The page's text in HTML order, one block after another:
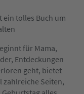
ein tolles Buch um
für Mama,
Entdeckungen
geht, bietet
zahlreiche Seiten,